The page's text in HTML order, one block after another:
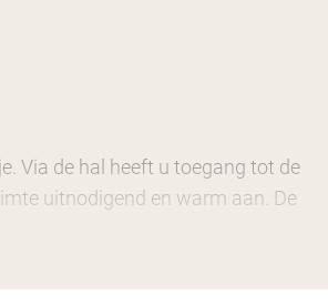
Via de hal heeft u toegang tot de
uitnodigend en warm aan. De
met voldoende werkruimte en